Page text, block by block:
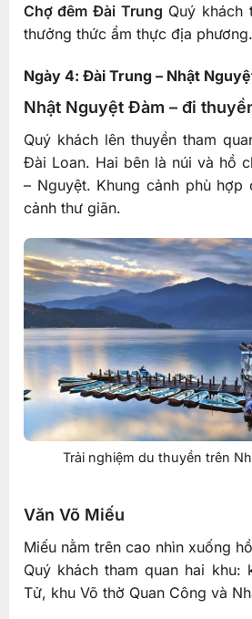
Chợ đêm Đài Trung Quý khách
thưởng thức ẩm thực địa phương.
Ngày 4: Đài Trung – Nhật
Nhật Nguyệt Đàm – đi
Quý khách lên thuyền tham
Đài Loan. Hai bên là núi và hồ
– Nguyệt. Khung cảnh phù hợp
cảnh thư giãn.
Trải nghiệm du thuyền trên
Văn Võ Miếu
Miếu nằm trên cao nhìn xuống
Quý khách tham quan hai khu:
Tử, khu Võ thờ Quan Công và